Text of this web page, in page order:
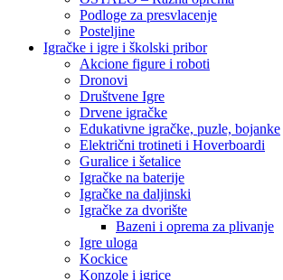
Podloge za presvlacenje
Posteljine
Igračke i igre i školski pribor
Akcione figure i roboti
Dronovi
Društvene Igre
Drvene igračke
Edukativne igračke, puzle, bojanke
Električni trotineti i Hoverboardi
Guralice i šetalice
Igračke na baterije
Igračke na daljinski
‎Igračke za dvorište
Bazeni i oprema za plivanje
Igre uloga
Kockice
Konzole i igrice